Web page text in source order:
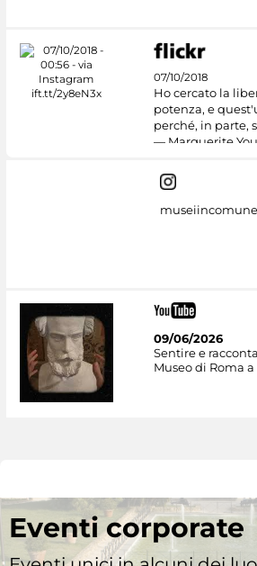
07/10/2018
Ho cercato la
potenza, e
perché, in parte,
— Marguerite
09/06/2026
Sentire e
Museo di Roma
Eventi corporate